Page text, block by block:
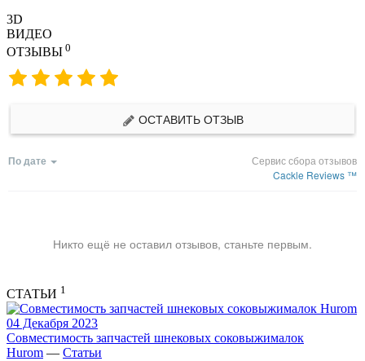
3D
ВИДЕО
ОТЗЫВЫ 0
ОСТАВИТЬ ОТЗЫВ
По дате
Сервис сбора отзывов
Cackle Reviews ™
Никто ещё не оставил отзывов, станьте первым.
СТАТЬИ 1
04 Декабря 2023
Совместимость запчастей шнековых соковыжималок
Hurom — Статьи